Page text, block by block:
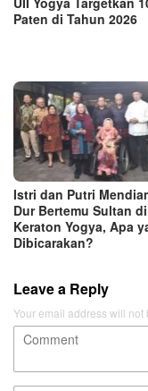
Paten di Tahun 2026
Istri dan Putri
Dur Bertemu Sultan di
Keraton Yogya, Apa
Dibicarakan?
Leave a Reply
Your email address will not